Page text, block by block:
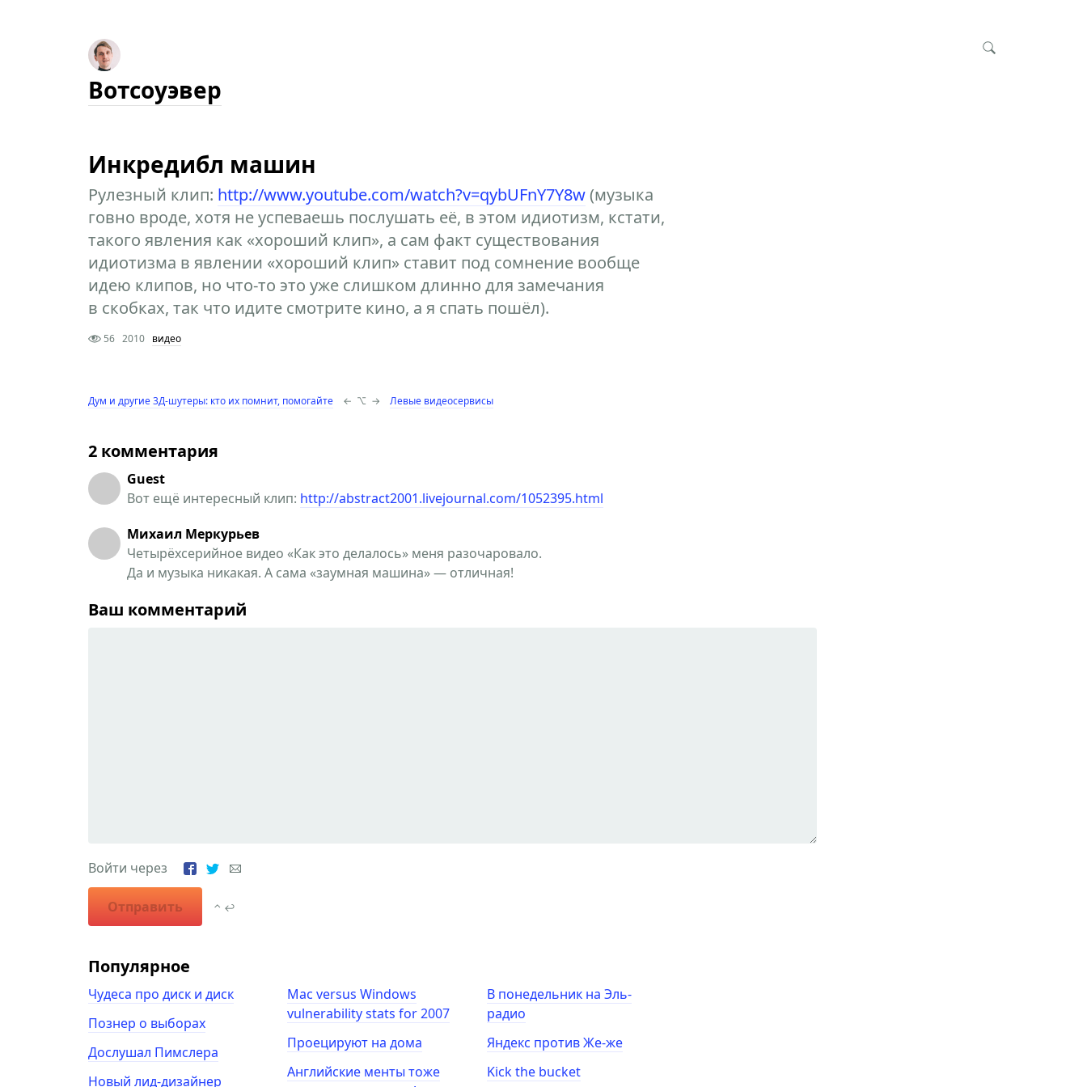
Вотсоуэвер
Инкредибл машин
Рулезный клип: http://www.youtube.com/watch?v=qybUFnY7Y8w(музыка
говно вроде, хотя не успеваешь послушать её, в этом идиотизм, кстати,
такого явления как «хороший клип», а сам факт существования
идиотизма в явлении «хороший клип» ставит под сомнение вообще
идею клипов, но что-то это уже слишком длинно для замечания
в скобках, так что идите смотрите кино, а я спать пошёл).
56 2010 видео
Дум и другие 3Д-шутеры: кто их помнит, помогайте ← ⌥ → Левые видеосервисы
2 комментария
Guest
Вот ещё интересный клип: http://abstract2001.livejournal.com/1052395.html
Михаил Меркурьев
Четырёхсерийное видео «Как это делалось» меня разочаровало.
Да и музыка никакая. А сама «заумная машина» — отличная!
Ваш комментарий
Войти через
Отправить ⌃ ↩
Популярное
Чудеса про диск и диск
Познер о выборах
Дослушал Пимслера
Новый лид-дизайнер
Mac versus Windows
vulnerability stats for 2007
Проецируют на дома
Английские менты тоже
В понедельник на Эль-
радио
Яндекс против Же-же
Kick the bucket